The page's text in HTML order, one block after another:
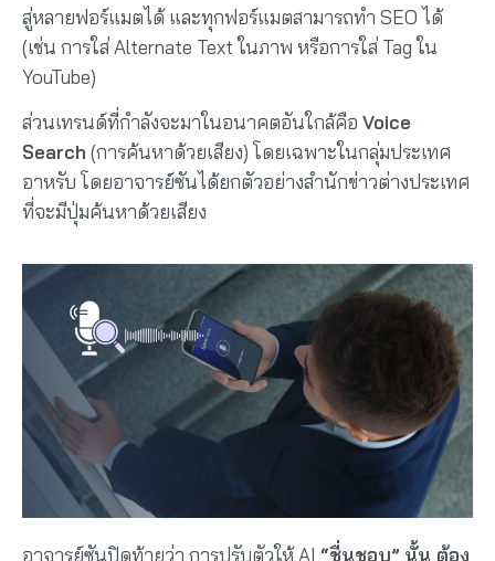
สู่หลายฟอร์แมตได้ และทุกฟอร์แมตสามารถทำ SEO ได้
(เช่น การใส่ Alternate Text ในภาพ หรือการใส่ Tag ใน
YouTube)
ส่วนเทรนด์ที่กำลังจะมาในอนาคตอันใกล้คือ Voice
Search (การค้นหาด้วยเสียง) โดยเฉพาะในกลุ่มประเทศ
อาหรับ โดยอาจารย์ซันได้ยกตัวอย่างสำนักข่าวต่างประเทศ
ที่จะมีปุ่มค้นหาด้วยเสียง
อาจารย์ซันปิดท้ายว่า การปรับตัวให้ AI “ชื่นชอบ” นั้น ต้อง